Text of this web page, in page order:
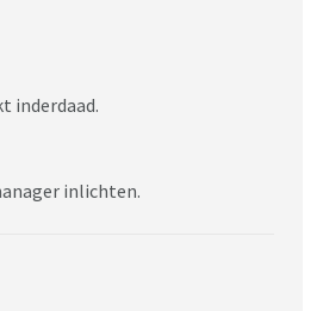
inderdaad.
inlichten.